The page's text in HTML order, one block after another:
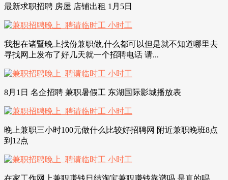
最新求职招聘 房屋 店铺出租 1月5日
我想在诸暨晚上找份兼职做,什么都可以但是就不知道哪里去
寻找网上发布了好几天就一个招聘电话 请...
8月1日 名企招聘 兼职暑假工 东湖国际影城播放表
晚上兼职三小时100元做什么比较好招聘网 附近兼职晚班8点
到12点
在家工作网上兼职赚钱日结淘宝兼职赚钱靠谱吗 是真的吗